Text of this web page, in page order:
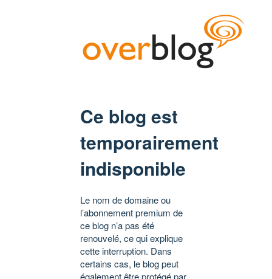
Ce blog est
temporairement
indisponible
Le nom de domaine ou
l’abonnement premium de
ce blog n’a pas été
renouvelé, ce qui explique
cette interruption. Dans
certains cas, le blog peut
également être protégé par